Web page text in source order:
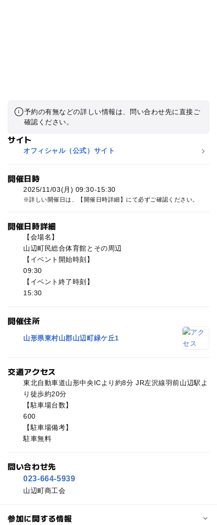
予約の有無などの詳しい情報は、問い合わせ先に直接ご
確認ください。
サイト
オフィシャル（公式）サイト
開催日時
2025/11/03(月) 09:30-15:30
詳しい開催日は、【開催日時詳細】にて必ずご確認ください。
開催日時詳細
【会場名】
山辺町民総合体育館とその周辺
【イベント開始時刻】
09:30
【イベント終了時刻】
15:30
開催住所
山形県東村山郡山辺町緑ケ丘1
交通アクセス
東北自動車道山形中央ICより約8分 JR左沢線羽前山辺駅よ
り徒歩約20分
【駐車場台数】
600
【駐車場備考】
駐車無料
問い合わせ先
023-664-5939
山辺町商工会
参加に関する情報